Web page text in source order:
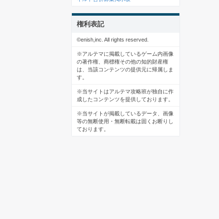
権利表記
©enish,inc. All rights reserved.
※アルテマに掲載しているゲーム内画像
の著作権、商標権その他の知的財産権
は、当該コンテンツの提供元に帰属しま
す。
※当サイトはアルテマ攻略班が独自に作
成したコンテンツを提供しております。
※当サイトが掲載しているデータ、画像
等の無断使用・無断転載は固くお断りし
ております。